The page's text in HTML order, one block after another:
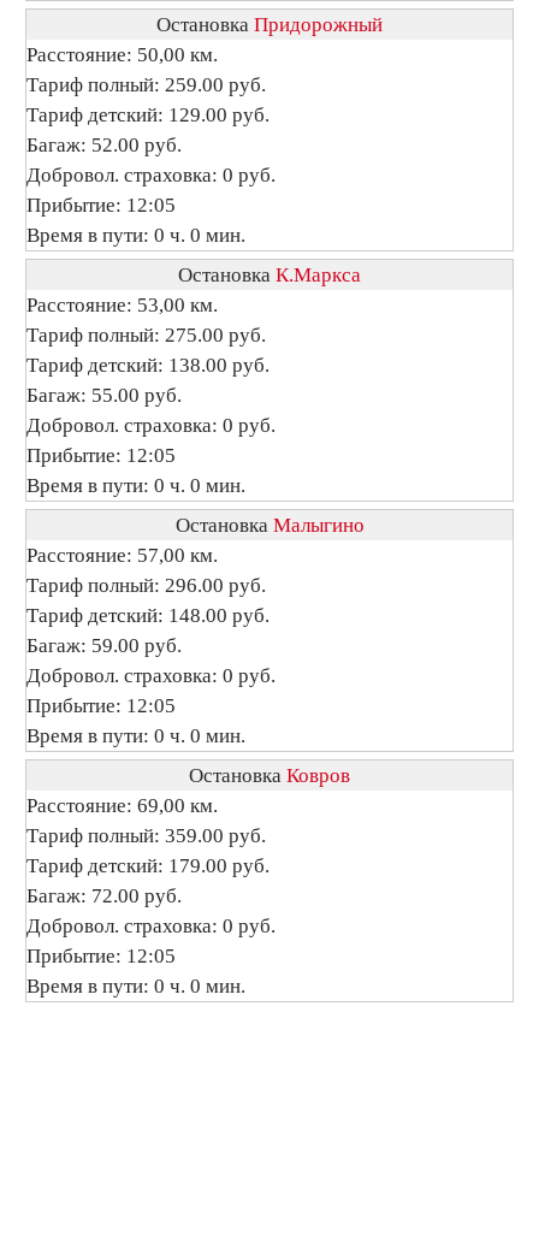
Остановка Придорожный
Расстояние: 50,00 км.
Тариф полный: 259.00 руб.
Тариф детский: 129.00 руб.
Багаж: 52.00 руб.
Добровол. страховка: 0 руб.
Прибытие: 12:05
Время в пути: 0 ч. 0 мин.
Остановка К.Маркса
Расстояние: 53,00 км.
Тариф полный: 275.00 руб.
Тариф детский: 138.00 руб.
Багаж: 55.00 руб.
Добровол. страховка: 0 руб.
Прибытие: 12:05
Время в пути: 0 ч. 0 мин.
Остановка Малыгино
Расстояние: 57,00 км.
Тариф полный: 296.00 руб.
Тариф детский: 148.00 руб.
Багаж: 59.00 руб.
Добровол. страховка: 0 руб.
Прибытие: 12:05
Время в пути: 0 ч. 0 мин.
Остановка Ковров
Расстояние: 69,00 км.
Тариф полный: 359.00 руб.
Тариф детский: 179.00 руб.
Багаж: 72.00 руб.
Добровол. страховка: 0 руб.
Прибытие: 12:05
Время в пути: 0 ч. 0 мин.